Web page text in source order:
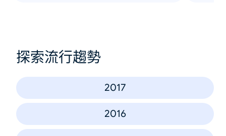
探索流行趨勢
2017
2016